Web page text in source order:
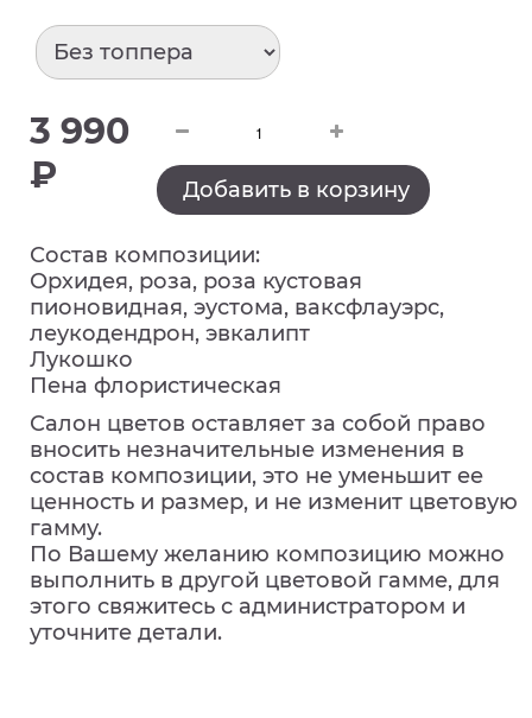
3 990
₽
Добавить в корзину
Состав композиции:
Орхидея, роза, роза кустовая
пионовидная, эустома, ваксфлауэрс,
леукодендрон, эвкалипт
Лукошко
Пена флористическая
Салон цветов оставляет за собой право
вносить незначительные изменения в
состав композиции, это не уменьшит ее
ценность и размер, и не изменит цветовую
гамму.
По Вашему желанию композицию можно
выполнить в другой цветовой гамме, для
этого свяжитесь с администратором и
уточните детали.